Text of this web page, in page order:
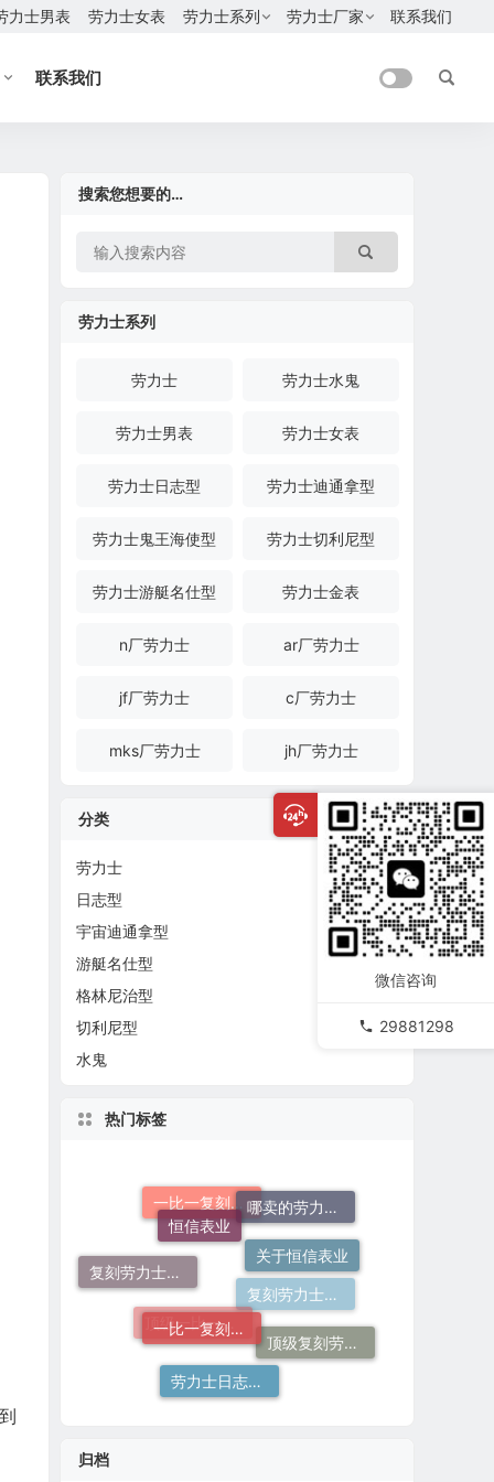
力士男表 劳力士女表 劳力士系列 劳力士厂家 联系我们
联系我们
搜索您想要的…
劳力士系列
劳力士 劳力士水鬼
劳力士男表 劳力士女表
劳力士日志型 劳力士迪通拿型
劳力士鬼王海使型 劳力士切利尼型
劳力士游艇名仕型 劳力士金表
n厂劳力士 ar厂劳力士
jf厂劳力士 c厂劳力士
mks厂劳力士 jh厂劳力士
分类
劳力士
日志型
宇宙迪通拿型
游艇名仕型
格林尼治型
切利尼型
水鬼
热门标签
一比一复刻劳力士 哪卖的劳力士日志36高仿好
复刻劳力士手表
顶级一比一复刻劳力士手表价格
复刻劳力士一般多少钱
恒信表业
关于恒信表业
劳力士日志哪个厂仿好
归档
微信咨询
29881298